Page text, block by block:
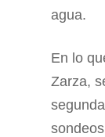
agua.
En lo
Zarza,